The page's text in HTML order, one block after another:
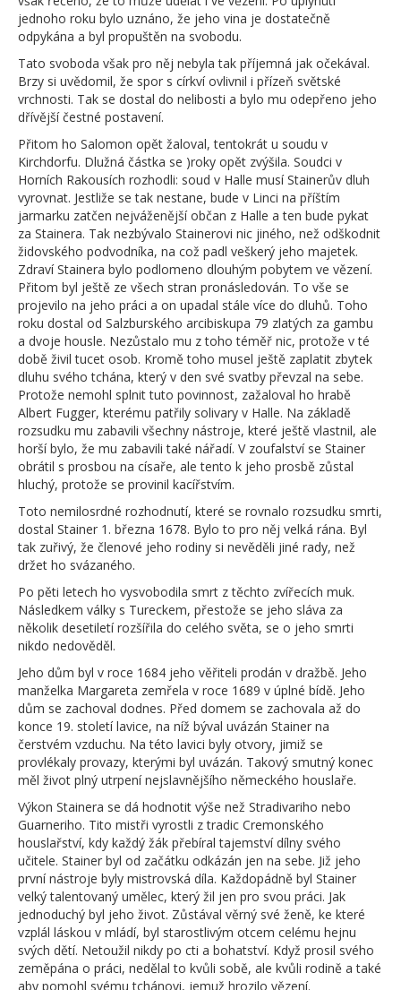
jednoho roku bylo uznáno, že jeho vina je dostatečně
odpykána a byl propuštěn na svobodu.
Tato svoboda však pro něj nebyla tak příjemná jak očekával.
Brzy si uvědomil, že spor s církví ovlivnil i přízeň světské
vrchnosti. Tak se dostal do nelibosti a bylo mu odepřeno jeho
dřívější čestné postavení.
Přitom ho Salomon opět žaloval, tentokrát u soudu v
Kirchdorfu. Dlužná částka se )roky opět zvýšila. Soudci v
Horních Rakousích rozhodli: soud v Halle musí Stainerův dluh
vyrovnat. Jestliže se tak nestane, bude v Linci na příštím
jarmarku zatčen nejváženější občan z Halle a ten bude pykat
za Stainera. Tak nezbývalo Stainerovi nic jiného, než odškodnit
židovského podvodníka, na což padl veškerý jeho majetek.
Zdraví Stainera bylo podlomeno dlouhým pobytem ve vězení.
Přitom byl ještě ze všech stran pronásledován. To vše se
projevilo na jeho práci a on upadal stále více do dluhů. Toho
roku dostal od Salzburského arcibiskupa 79 zlatých za gambu
a dvoje housle. Nezůstalo mu z toho téměř nic, protože v té
době živil tucet osob. Kromě toho musel ještě zaplatit zbytek
dluhu svého tchána, který v den své svatby převzal na sebe.
Protože nemohl splnit tuto povinnost, zažaloval ho hrabě
Albert Fugger, kterému patřily solivary v Halle. Na základě
rozsudku mu zabavili všechny nástroje, které ještě vlastnil, ale
horší bylo, že mu zabavili také nářadí. V zoufalství se Stainer
obrátil s prosbou na císaře, ale tento k jeho prosbě zůstal
hluchý, protože se provinil kacířstvím.
Toto nemilosrdné rozhodnutí, které se rovnalo rozsudku smrti,
dostal Stainer 1. března 1678. Bylo to pro něj velká rána. Byl
tak zuřivý, že členové jeho rodiny si nevěděli jiné rady, než
držet ho svázaného.
Po pěti letech ho vysvobodila smrt z těchto zvířecích muk.
Následkem války s Tureckem, přestože se jeho sláva za
několik desetiletí rozšířila do celého světa, se o jeho smrti
nikdo nedověděl.
Jeho dům byl v roce 1684 jeho věřiteli prodán v dražbě. Jeho
manželka Margareta zemřela v roce 1689 v úplné bídě. Jeho
dům se zachoval dodnes. Před domem se zachovala až do
konce 19. století lavice, na níž býval uvázán Stainer na
čerstvém vzduchu. Na této lavici byly otvory, jimiž se
provlékaly provazy, kterými byl uvázán. Takový smutný konec
měl život plný utrpení nejslavnějšího německého houslaře.
Výkon Stainera se dá hodnotit výše než Stradivariho nebo
Guarneriho. Tito mistři vyrostli z tradic Cremonského
houslařství, kdy každý žák přebíral tajemství dílny svého
učitele. Stainer byl od začátku odkázán jen na sebe. Již jeho
první nástroje byly mistrovská díla. Každopádně byl Stainer
velký talentovaný umělec, který žil jen pro svou práci. Jak
jednoduchý byl jeho život. Zůstával věrný své ženě, ke které
vzplál láskou v mládí, byl starostlivým otcem celému hejnu
svých dětí. Netoužil nikdy po cti a bohatství. Když prosil svého
zeměpána o práci, nedělal to kvůli sobě, ale kvůli rodině a také
aby pomohl svému tchánovi, jemuž hrozilo vězení.